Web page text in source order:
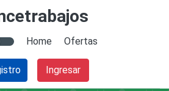
Home Ofertas
Ingresar